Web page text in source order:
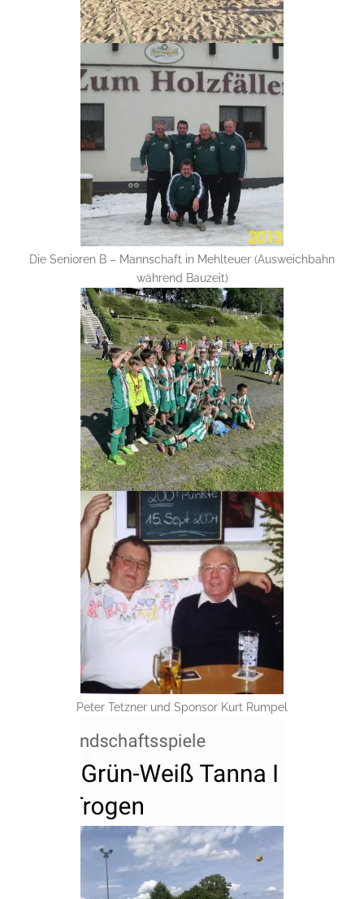
Die Senioren B – Mannschaft in Mehlteuer (Ausweichbahn
während Bauzeit)
Peter Tetzner und Sponsor Kurt Rumpel